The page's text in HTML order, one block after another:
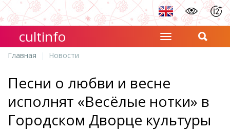
cultinfo
Главная Новости
Песни о любви и весне
исполнят «Весёлые нотки» в
Городском Дворце культуры